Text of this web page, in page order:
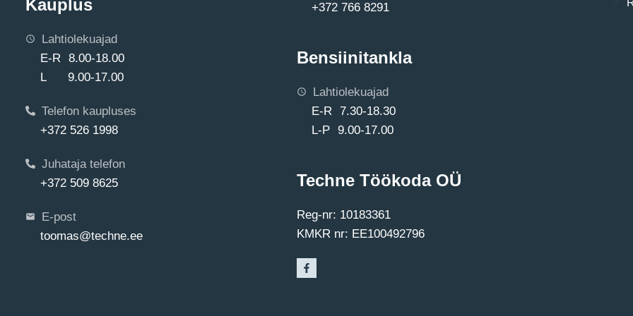
Kauplus
Lahtiolekuajad
E-R 8.00-18.00
L 9.00-17.00
Telefon kaupluses
+372 526 1998
Juhataja telefon
+372 509 8625
E-post
toomas@techne.ee
+372 766 8291
Bensiinitankla
Lahtiolekuajad
E-R 7.30-18.30
L-P 9.00-17.00
Techne Töökoda OÜ
Reg-nr: 10183361
KMKR nr: EE100492796